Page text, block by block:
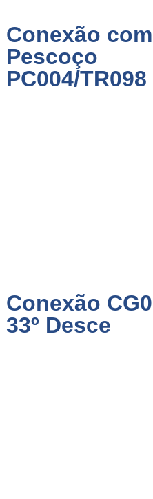
Conexão com
Pescoço
PC004/TR098
Conexão
33º Desce